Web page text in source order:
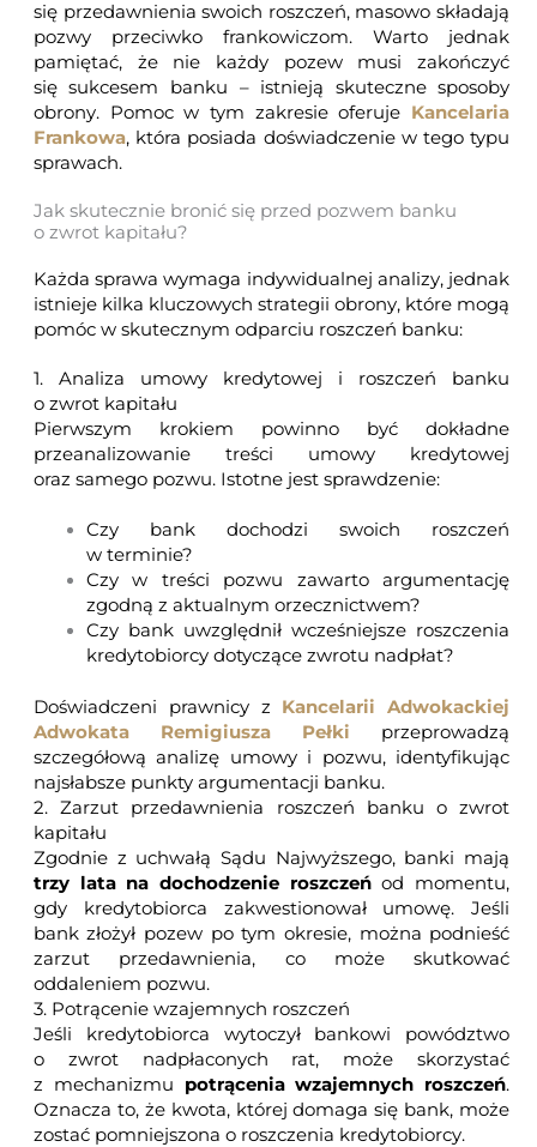
się przedawnienia swoich roszczeń, masowo składają
pozwy przeciwko frankowiczom. Warto jednak
pamiętać, że nie każdy pozew musi zakończyć
się sukcesem banku – istnieją skuteczne sposoby
obrony. Pomoc w tym zakresie oferuje Kancelaria
Frankowa, która posiada doświadczenie w tego typu
sprawach.
Jak skutecznie bronić się przed pozwem banku
o zwrot kapitału?
Każda sprawa wymaga indywidualnej analizy, jednak
istnieje kilka kluczowych strategii obrony, które mogą
pomóc w skutecznym odparciu roszczeń banku:
1. Analiza umowy kredytowej i roszczeń banku
o zwrot kapitału
Pierwszym krokiem powinno być dokładne
przeanalizowanie treści umowy kredytowej
oraz samego pozwu. Istotne jest sprawdzenie:
Czy bank dochodzi swoich roszczeń
w terminie?
Czy w treści pozwu zawarto argumentację
zgodną z aktualnym orzecznictwem?
Czy bank uwzględnił wcześniejsze roszczenia
kredytobiorcy dotyczące zwrotu nadpłat?
Doświadczeni prawnicy z Kancelarii Adwokackiej
Adwokata Remigiusza Pełki przeprowadzą
szczegółową analizę umowy i pozwu, identyfikując
najsłabsze punkty argumentacji banku.
2. Zarzut przedawnienia roszczeń banku o zwrot
kapitału
Zgodnie z uchwałą Sądu Najwyższego, banki mają
trzy lata na dochodzenie roszczeńod momentu,
gdy kredytobiorca zakwestionował umowę. Jeśli
bank złożył pozew po tym okresie, można podnieść
zarzut przedawnienia, co może skutkować
oddaleniem pozwu.
3. Potrącenie wzajemnych roszczeń
Jeśli kredytobiorca wytoczył bankowi powództwo
o zwrot nadpłaconych rat, może skorzystać
z mechanizmu potrącenia wzajemnych roszczeń.
Oznacza to, że kwota, której domaga się bank, może
zostać pomniejszona o roszczenia kredytobiorcy.